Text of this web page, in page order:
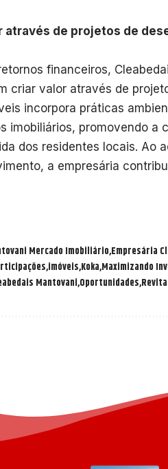
através de projetos de
financeiros,
criar valor através de
incorpora práticas
imobiliários, promovendo a
dos residentes locais. Ao
a empresária
Mercado Imobiliário Empresária
imóveis Koka Maximizando
Mantovani Oportunidades